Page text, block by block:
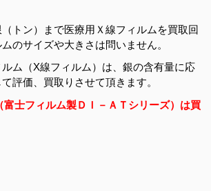
トン）まで医療用Ｘ線フィルムを買取回
のサイズや大きさは問いません。
ム（X線フィルム）は、銀の含有量に応
評価、買取りさせて頂きます。
士フィルム製ＤＩ－ＡＴシリーズ）は買